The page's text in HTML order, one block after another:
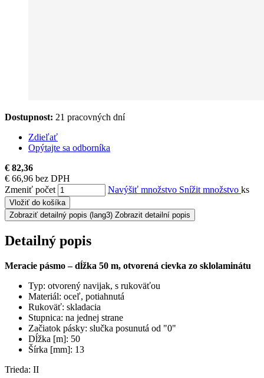
Dostupnost: 21 pracovných dní
Zdieľať
Opýtajte sa odborníka
€ 82,36
€ 66,96 bez DPH
Zmeniť počet
Navýšiť množstvo Snížit množstvo ks
Vložiť do košíka
Zobraziť detailný popis (lang3) Zobrazit detailní popis
Detailný popis
Meracie pásmo – dĺžka 50 m, otvorená cievka zo sklolaminátu
Typ: otvorený navijak, s rukoväťou
Materiál: oceľ, potiahnutá
Rukoväť: skladacia
Stupnica: na jednej strane
Začiatok pásky: slučka posunutá od "0"
Dĺžka [m]: 50
Šírka [mm]: 13
Trieda: II